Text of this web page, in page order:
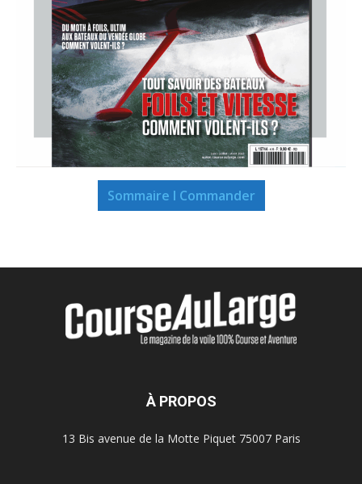
Sommaire I Commander
À PROPOS
13 Bis avenue de la Motte Piquet 75007 Paris